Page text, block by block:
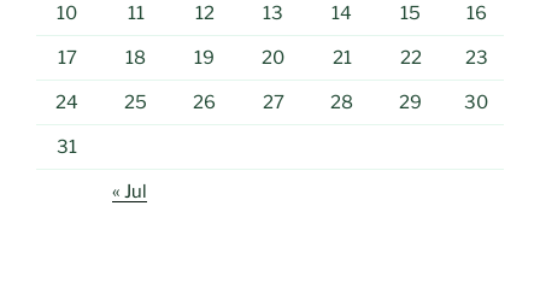
10 11 12 13 14 15 16
17 18 19 20 21 22 23
24 25 26 27 28 29 30
31
« Jul